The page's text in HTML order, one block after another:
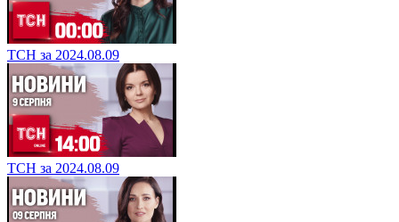
ТСН за 2024.08.09
ТСН за 2024.08.09